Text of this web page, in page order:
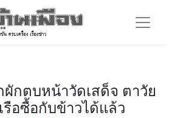
ผักตบหน้าวัดเสด็จ ตาวัย
อซื้อกับข้าวได้แล้ว